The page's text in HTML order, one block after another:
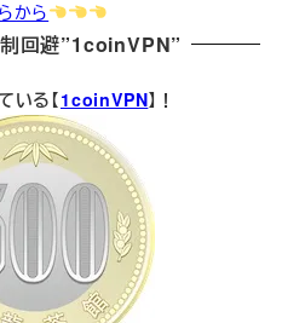
から
制回避”1coinVPN”
いる【1coinVPN】！